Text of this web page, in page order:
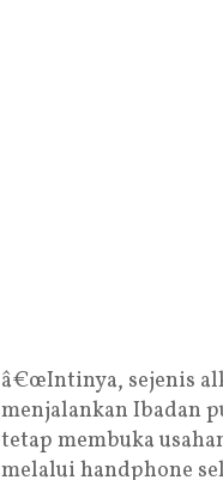
â€œIntinya, sejenis
menjalankan Ibadan
tetap membuka
melalui handphone